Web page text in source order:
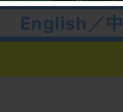
English／